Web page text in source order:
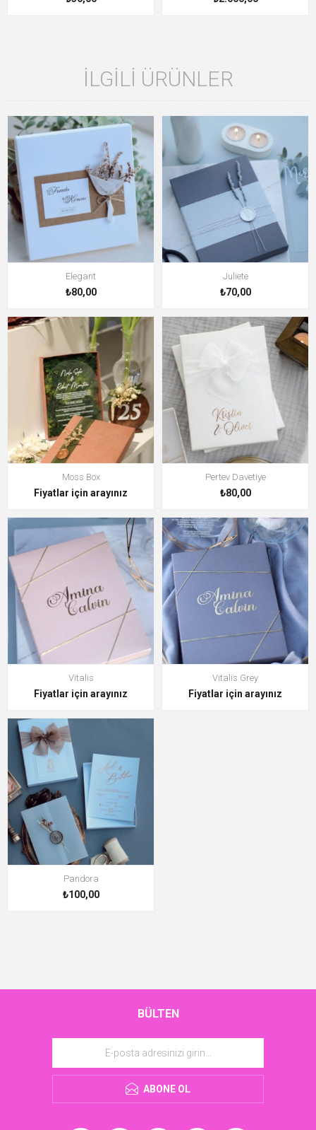
İLGILI ÜRÜNLER
Elegant
₺80,00
Juliete
₺70,00
Moss Box
Fiyatlar için arayınız
Pertev Davetiye
₺80,00
Vitalis
Fiyatlar için arayınız
Vitalis Grey
Fiyatlar için arayınız
Pandora
₺100,00
BÜLTEN
ABONE OL